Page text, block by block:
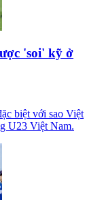
'soi' kỹ ở
biệt với sao Việt
U23 Việt Nam.